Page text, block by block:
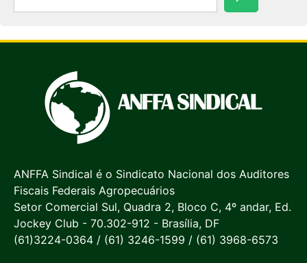
ANFFA Sindical é o Sindicato Nacional dos Auditores
Fiscais Federais Agropecuários
Setor Comercial Sul, Quadra 2, Bloco C, 4º andar, Ed.
Jockey Club - 70.302-912 - Brasília, DF
(61)3224-0364 / (61) 3246-1599 / (61) 3968-6573